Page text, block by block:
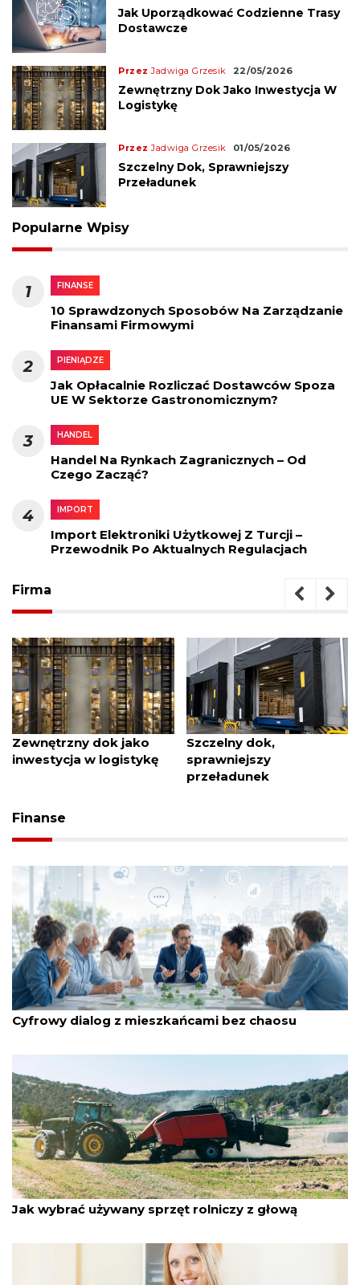
Jak Uporządkować Codzienne Trasy
Dostawcze
PrzezJadwiga Grzesik 22/05/2026
Zewnętrzny Dok Jako Inwestycja W
Logistykę
PrzezJadwiga Grzesik 01/05/2026
Szczelny Dok, Sprawniejszy
Przeładunek
Popularne Wpisy
1 FINANSE
10 Sprawdzonych Sposobów Na Zarządzanie
Finansami Firmowymi
2 PIENIĄDZE
Jak Opłacalnie Rozliczać Dostawców Spoza
UE W Sektorze Gastronomicznym?
3 HANDEL
Handel Na Rynkach Zagranicznych – Od
Czego Zacząć?
4 IMPORT
Import Elektroniki Użytkowej Z Turcji –
Przewodnik Po Aktualnych Regulacjach
Firma
jako
Szczelny dok,
sprawniejszy
Czyste biuro
zakłócania
Finanse
przez Jadwiga Grzesik 02/07/2026
Cyfrowy dialog z mieszkańcami bez chaosu
przez Jadwiga Grzesik 30/06/2026
Jak wybrać używany sprzęt rolniczy z głową